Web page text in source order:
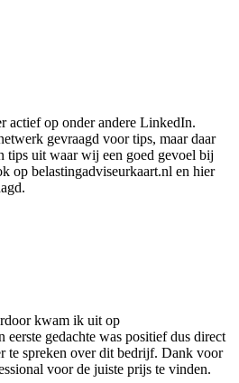
actief op onder andere LinkedIn.
gevraagd voor tips, maar daar
tips uit waar wij een goed gevoel bij
op belastingadviseurkaart.nl en hier
kwam ik uit op
gedachte was positief dus direct
te spreken over dit bedrijf. Dank voor
voor de juiste prijs te vinden.